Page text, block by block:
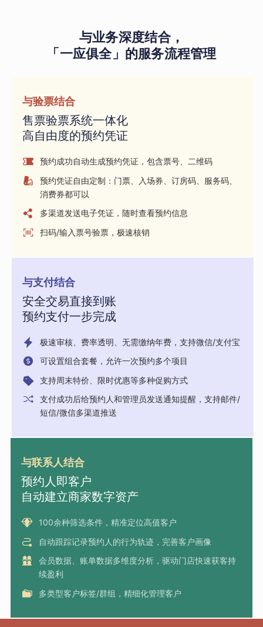
与业务深度结合，
「一应俱全」的服务流程管理
与验票结合
售票验票系统一体化
高自由度的预约凭证
预约成功自动生成预约凭证，包含票号、二维码
预约凭证自由定制：门票、入场券、订房码、服务码、
消费券都可以
多渠道发送电子凭证，随时查看预约信息
扫码/输入票号验票，极速核销
与支付结合
安全交易直接到账
预约支付一步完成
极速审核、费率透明、无需缴纳年费，支持微信/支付宝
可设置组合套餐，允许一次预约多个项目
支持周末特价、限时优惠等多种促购方式
支付成功后给预约人和管理员发送通知提醒，支持邮件/
短信/微信多渠道推送
与联系人结合
预约人即客户
自动建立商家数字资产
100余种筛选条件，精准定位高值客户
自动跟踪记录预约人的行为轨迹，完善客户画像
会员数据、账单数据多维度分析，驱动门店快速获客持
续盈利
多类型客户标签/群组，精细化管理客户